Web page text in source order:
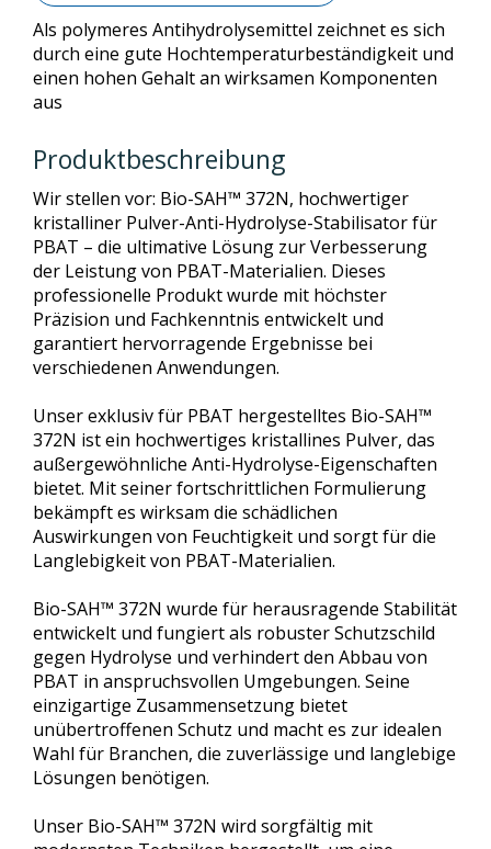
Als polymeres Antihydrolysemittel zeichnet es sich
durch eine gute Hochtemperaturbeständigkeit und
einen hohen Gehalt an wirksamen Komponenten
aus
Produktbeschreibung
Wir stellen vor: Bio-SAH™ 372N, hochwertiger
kristalliner Pulver-Anti-Hydrolyse-Stabilisator für
PBAT – die ultimative Lösung zur Verbesserung
der Leistung von PBAT-Materialien. Dieses
professionelle Produkt wurde mit höchster
Präzision und Fachkenntnis entwickelt und
garantiert hervorragende Ergebnisse bei
verschiedenen Anwendungen.
Unser exklusiv für PBAT hergestelltes Bio-SAH™
372N ist ein hochwertiges kristallines Pulver, das
außergewöhnliche Anti-Hydrolyse-Eigenschaften
bietet. Mit seiner fortschrittlichen Formulierung
bekämpft es wirksam die schädlichen
Auswirkungen von Feuchtigkeit und sorgt für die
Langlebigkeit von PBAT-Materialien.
Bio-SAH™ 372N wurde für herausragende Stabilität
entwickelt und fungiert als robuster Schutzschild
gegen Hydrolyse und verhindert den Abbau von
PBAT in anspruchsvollen Umgebungen. Seine
einzigartige Zusammensetzung bietet
unübertroffenen Schutz und macht es zur idealen
Wahl für Branchen, die zuverlässige und langlebige
Lösungen benötigen.
Unser Bio-SAH™ 372N wird sorgfältig mit